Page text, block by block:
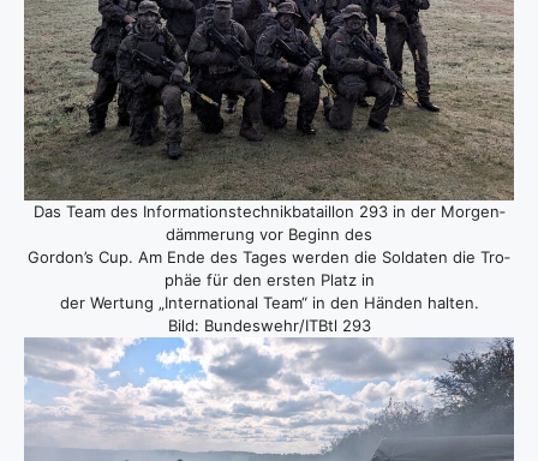
Das Team des Infor­ma­ti­ons­tech­nik­ba­tail­lon 293 in der Mor­gen­
däm­me­rung vor Beginn des
Gordon’s Cup. Am Ende des Tages wer­den die Sol­da­ten die Tro­
phäe für den ers­ten Platz in
der Wer­tung „Inter­na­tio­nal Team“ in den Hän­den hal­ten.
Bild: Bundeswehr/ITBtl 293